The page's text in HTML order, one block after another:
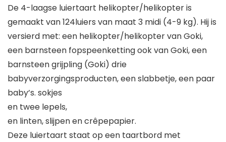
De 4-laagse luiertaart helikopter/helikopter is
gemaakt van 124luiers van maat 3 midi (4-9 kg). Hij is
versierd met: een helikopter/helikopter van Goki,
een barnsteen fopspeenketting ook van Goki, een
barnsteen grijpling (Goki) drie
babyverzorgingsproducten, een slabbetje, een paar
baby’s. sokjes
en twee lepels,
en linten, slijpen en crêpepapier.
Deze luiertaart staat op een taartbord met